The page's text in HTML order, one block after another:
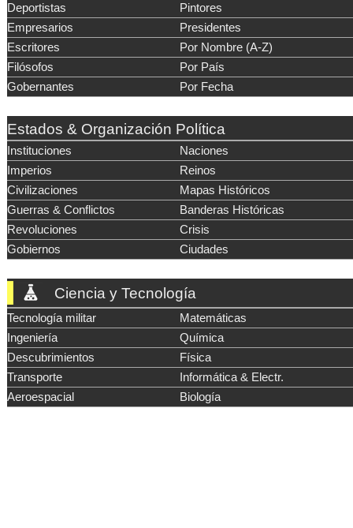
Deportistas
Pintores
Empresarios
Presidentes
Escritores
Por Nombre (A-Z)
Filósofos
Por País
Gobernantes
Por Fecha
Estados & Organización Política
Instituciones
Naciones
Imperios
Reinos
Civilizaciones
Mapas Históricos
Guerras & Conflictos
Banderas Históricas
Revoluciones
Crisis
Gobiernos
Ciudades
Ciencia y Tecnología
Tecnología militar
Matemáticas
Ingeniería
Química
Descubrimientos
Física
Transporte
Informática & Electr.
Aeroespacial
Biología